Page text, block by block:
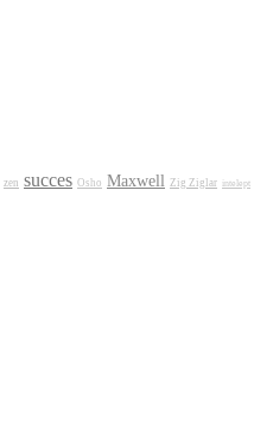
zen succes Osho Maxwell Zig Ziglar intelept